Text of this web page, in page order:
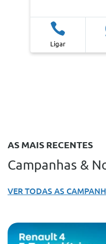
Ligar
AS MAIS RECENTES
Campanhas &
VER TODAS AS